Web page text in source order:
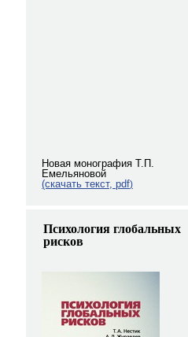
Новая монография Т.П.
Емельяновой
(скачать текст, pdf)
Психология глобальных
рисков